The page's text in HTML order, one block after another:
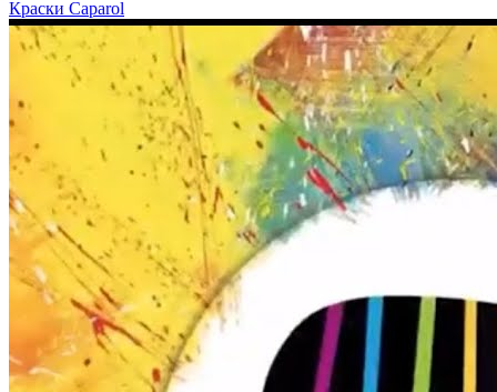
Краски Caparol